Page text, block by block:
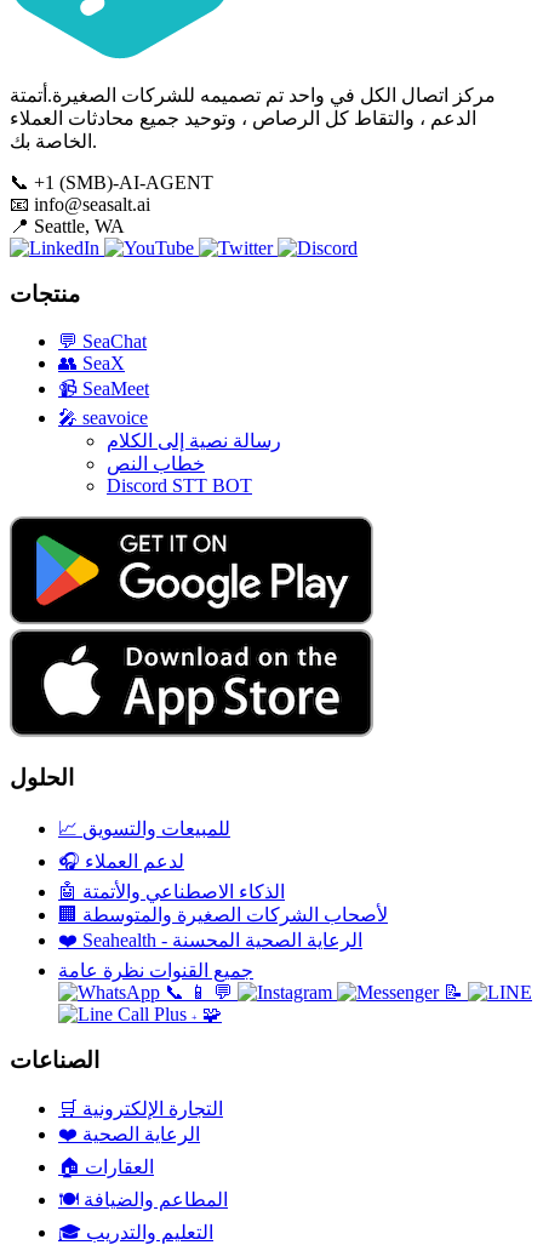
مركز اتصال الكل في واحد تم تصميمه للشركات الصغيرة.أتمتة
الدعم ، والتقاط كل الرصاص ، وتوحيد جميع محادثات العملاء
الخاصة بك.
📞 +1 (SMB)-AI-AGENT
📧 info@seasalt.ai
📍 Seattle, WA
منتجات
💬 SeaChat
👥 SeaX
📹 SeaMeet
🎤 seavoice
رسالة نصية إلى الكلام
خطاب النص
Discord STT BOT
الحلول
📈 للمبيعات والتسويق
🎧 لدعم العملاء
🤖 الذكاء الاصطناعي والأتمتة
🏢 لأصحاب الشركات الصغيرة والمتوسطة
❤️
Seahealth - الرعاية الصحية المحسنة
جميع القنوات نظرة عامة
📞
📱 💬 📝
+ 🧩
الصناعات
🛒 التجارة الإلكترونية
❤️ الرعاية الصحية
🏠 العقارات
🍽️ المطاعم والضيافة
🎓 التعليم والتدريب